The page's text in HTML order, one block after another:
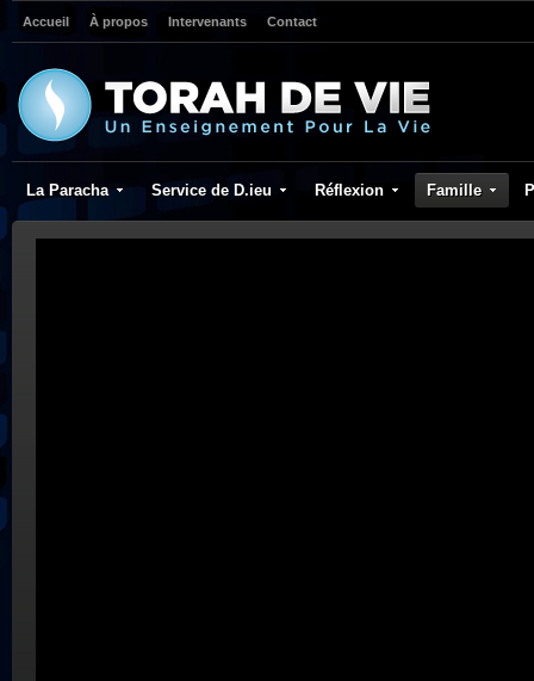
Accueil À propos Intervenants Contact
La Paracha Service de D.ieu Réflexion Famille